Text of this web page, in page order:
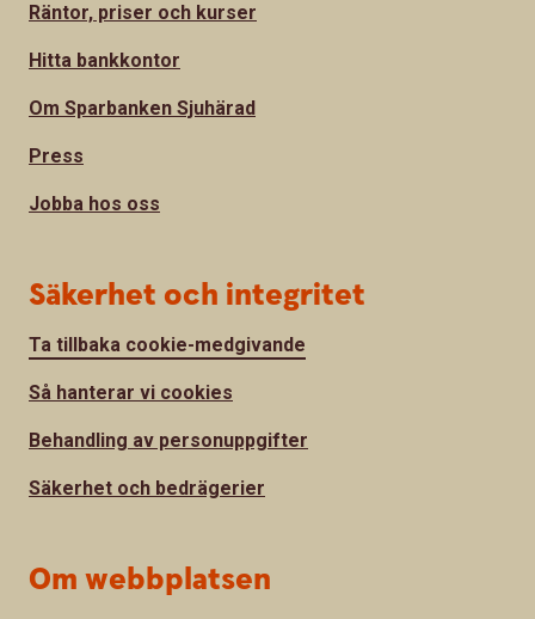
Räntor, priser och kurser
Hitta bankkontor
Om Sparbanken Sjuhärad
Press
Jobba hos oss
Säkerhet och integritet
Ta tillbaka cookie-medgivande
Så hanterar vi cookies
Behandling av personuppgifter
Säkerhet och bedrägerier
Om webbplatsen